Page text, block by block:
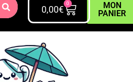
0,00€
0
MON
PANIER